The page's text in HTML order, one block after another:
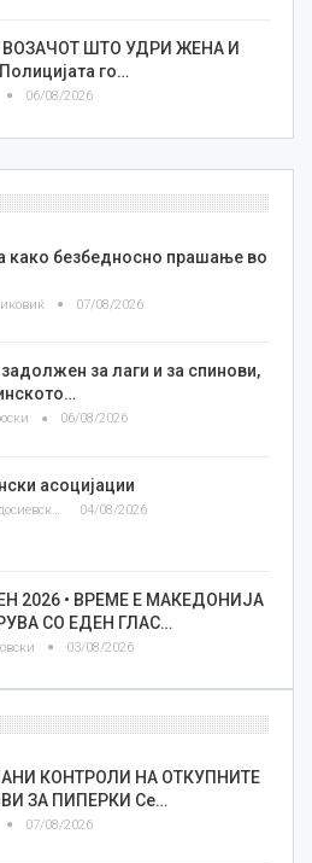
ВОЗАЧОТ ШТО УДРИ ЖЕНА И
го…
06/08/2026
како безбедносно прашање во
07/08/2026
за лаги и за спинови,
06/08/2026
асоцијации
Златко Теодосиевски 04/08/2026
2026 • ВРЕМЕ Е МАКЕДОНИЈА
СО ЕДЕН ГЛАС…
03/08/2026
КОНТРОЛИ НА ОТКУПНИТЕ
ЗА ПИПЕРКИ Се…
07/08/2026